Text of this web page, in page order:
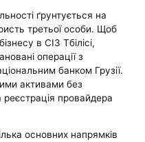
ґрунтується на
третьої особи. Щоб
в СІЗ Тбілісі,
операції з
банком Грузії.
активами без
реєстрація провайдера
основних напрямків